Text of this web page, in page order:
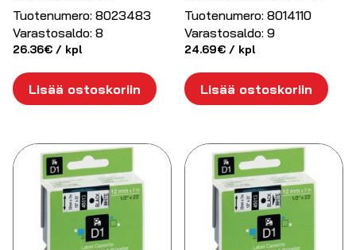
Tuotenumero: 8023483
Varastosaldo: 8
26.36€ / kpl
Lisää ostoskoriin
Tuotenumero: 8014110
Varastosaldo: 9
24.69€ / kpl
Lisää ostoskoriin